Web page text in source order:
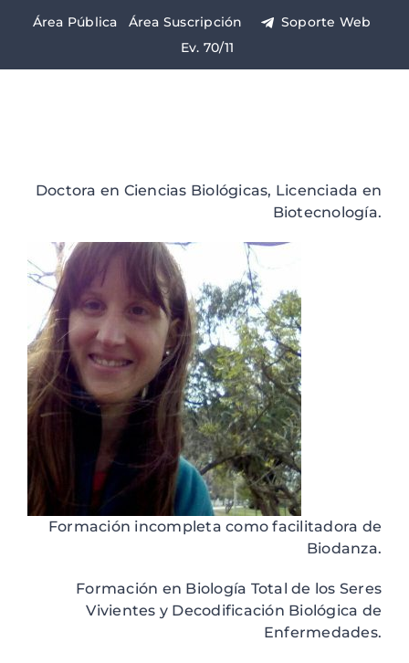
Área Pública Área Suscripción
Soporte Web
Ev. 70/11
Doctora en Ciencias Biológicas, Licenciada en
Biotecnología.
Formación incompleta como facilitadora de
Biodanza.
Formación en Biología Total de los Seres
Vivientes y Decodificación Biológica de
Enfermedades.